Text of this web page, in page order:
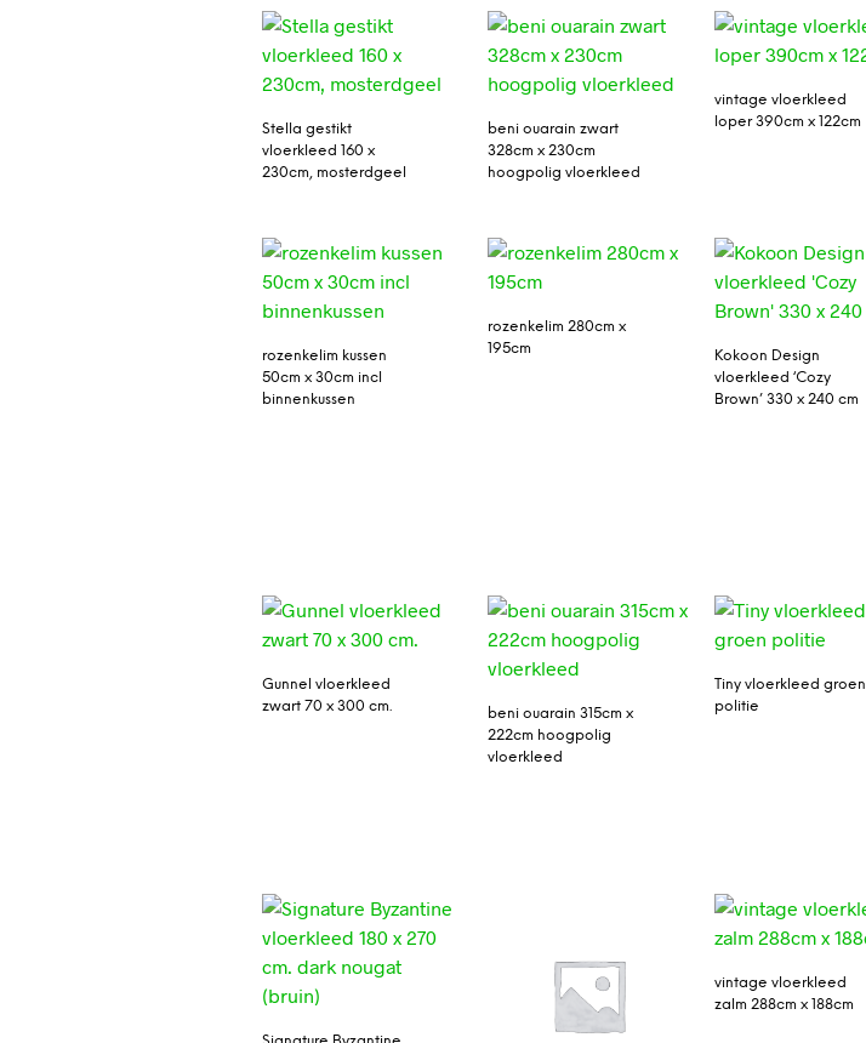
Stella gestikt
vloerkleed 160 x
230cm, mosterdgeel
beni ouarain zwart
328cm x 230cm
hoogpolig vloerkleed
vintage vloerkleed
loper 390cm x 122cm
rozenkelim kussen
50cm x 30cm incl
binnenkussen
rozenkelim 280cm x
195cm
Kokoon Design
vloerkleed ‘Cozy
Brown’ 330 x 240 cm
Gunnel vloerkleed
zwart 70 x 300 cm.
beni ouarain 315cm x
222cm hoogpolig
vloerkleed
Tiny vloerkleed groen
politie
vintage vloerkleed
zalm 288cm x 188cm